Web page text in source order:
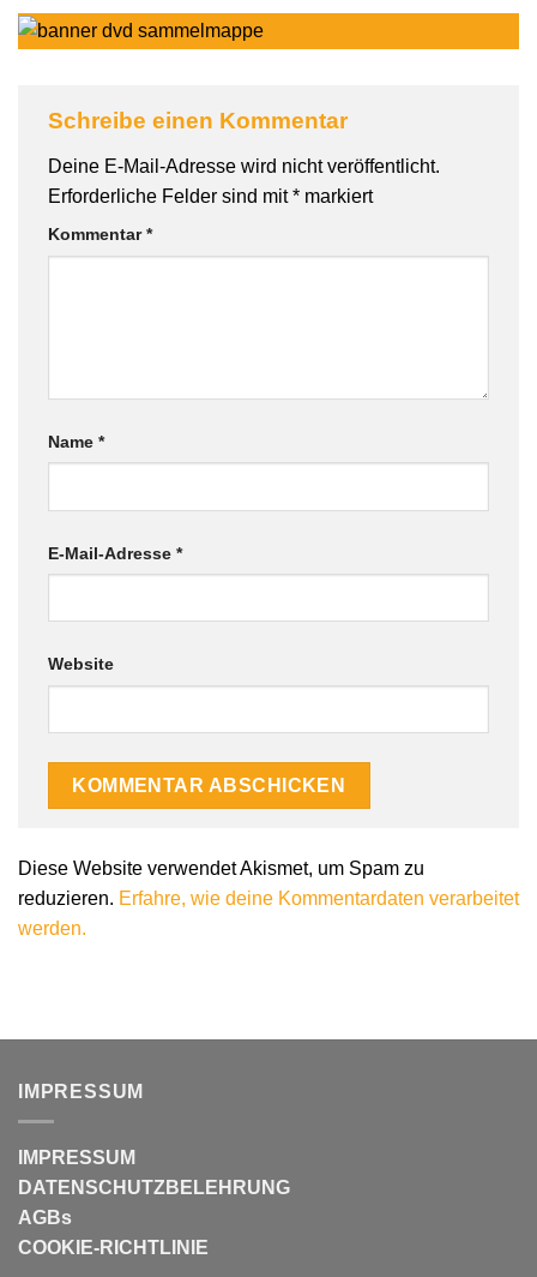
Schreibe einen Kommentar
Deine E-Mail-Adresse wird nicht veröffentlicht.
Erforderliche Felder sind mit* markiert
Kommentar*
Name *
E-Mail-Adresse *
Website
Diese Website verwendet Akismet, um Spam zu
reduzieren. Erfahre, wie deine Kommentardaten verarbeitet
werden.
IMPRESSUM
IMPRESSUM
DATENSCHUTZBELEHRUNG
AGBs
COOKIE-RICHTLINIE